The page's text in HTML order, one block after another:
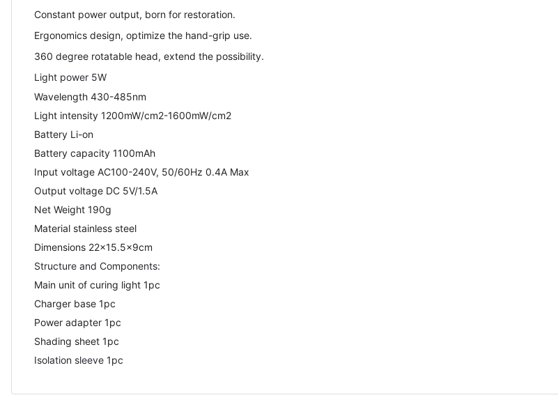
Constant power output, born for restoration.
Ergonomics design, optimize the hand-grip use.
360 degree rotatable head, extend the possibility.
Light power 5W
Wavelength 430-485nm
Light intensity 1200mW/cm2-1600mW/cm2
Battery Li-on
Battery capacity 1100mAh
Input voltage AC100-240V, 50/60Hz 0.4A Max
Output voltage DC 5V/1.5A
Net Weight 190g
Material stainless steel
Dimensions 22x15.5x9cm
Structure and Components:
Main unit of curing light 1pc
Charger base 1pc
Power adapter 1pc
Shading sheet 1pc
Isolation sleeve 1pc